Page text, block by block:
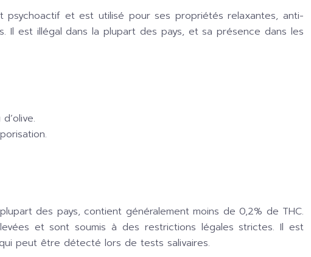
psychoactif et est utilisé pour ses propriétés relaxantes, anti-
Il est illégal dans la plupart des pays, et sa présence dans les
des pays, contient généralement moins de 0,2% de THC.
et sont soumis à des restrictions légales strictes. Il est
peut être détecté lors de tests salivaires.